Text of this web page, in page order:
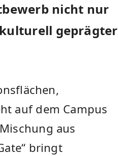
nicht nur
geprägter
auf dem Campus
aus
bringt